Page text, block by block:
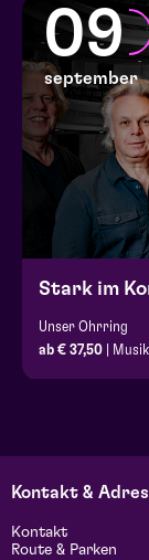
09
september
Stark im
Unser Ohrring
ab € 37,50 | Musik
Kontakt &
Kontakt
Route & Parken